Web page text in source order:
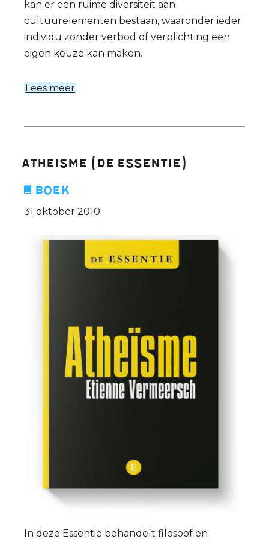
kan er een ruime diversiteit aan
cultuurelementen bestaan, waaronder ieder
individu zonder verbod of verplichting een
eigen keuze kan maken.
Lees meer
Essentie)
Atheisme (De Essentie)
Boek
31 oktober 2010
In deze Essentie behandelt filosoof en